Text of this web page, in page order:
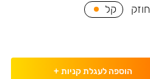
חוזק קל
הוספה לעגלת קניות +